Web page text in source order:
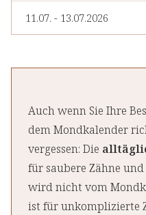
11.07. - 13.07.2026
Auch wenn Sie Ihre
dem Mondkalender
vergessen: Die
für saubere Zähne
wird nicht vom
ist für unkomplizierte